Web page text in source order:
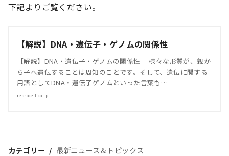
下記よりご覧ください。
【解説】DNA・遺伝子・ゲノムの関係性
【解説】DNA・遺伝子・ゲノムの関係性 様々な形質が、親か
ら子へ遺伝することは周知のことです。そして、遺伝に関する
用語としてDNA・遺伝子ゲノムといった言葉も…
reprocell.co.jp
カテゴリー 最新ニュース＆トピックス